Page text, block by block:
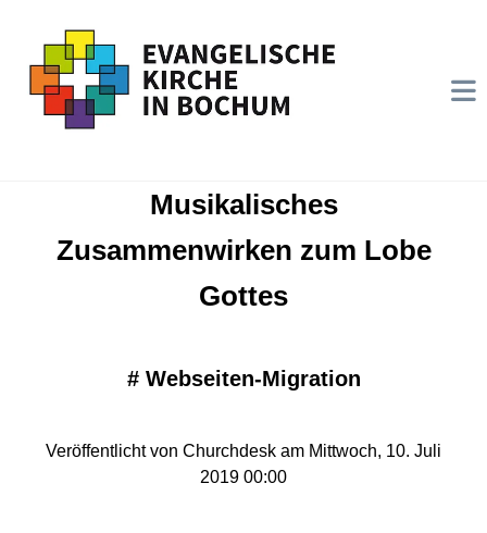
Musikalisches
Zusammenwirken zum Lobe
Gottes
# Webseiten-Migration
Veröffentlicht von Churchdesk am Mittwoch, 10. Juli
2019 00:00